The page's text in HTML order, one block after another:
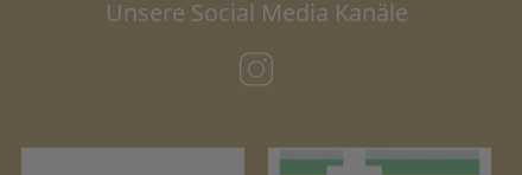
Unsere Social Media Kanäle
(öffnet in neuem Tab)